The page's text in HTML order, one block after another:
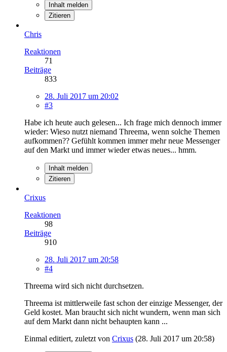
Inhalt melden
Zitieren
Chris
Reaktionen
71
Beiträge
833
28. Juli 2017 um 20:02
#3
Habe ich heute auch gelesen... Ich frage mich dennoch immer
wieder: Wieso nutzt niemand Threema, wenn solche Themen
aufkommen?? Gefühlt kommen immer mehr neue Messenger
auf den Markt und immer wieder etwas neues... hmm.
Inhalt melden
Zitieren
Crixus
Reaktionen
98
Beiträge
910
28. Juli 2017 um 20:58
#4
Threema wird sich nicht durchsetzen.
Threema ist mittlerweile fast schon der einzige Messenger, der
Geld kostet. Man braucht sich nicht wundern, wenn man sich
auf dem Markt dann nicht behaupten kann ...
Einmal editiert, zuletzt von Crixus (28. Juli 2017 um 20:58)